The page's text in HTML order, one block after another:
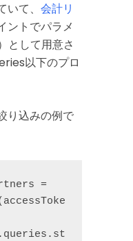
て、 会計リ
ントでパラメ
として用意さ
以下のプロ
り込みの例で
=